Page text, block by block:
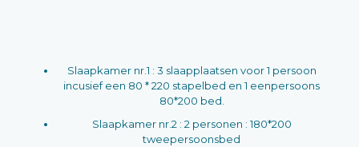
Slaapkamer nr.1 : 3 slaapplaatsen voor 1 persoon
incusief een 80 * 220 stapelbed en 1 eenpersoons
80*200 bed.
Slaapkamer nr.2 : 2 personen : 180*200
tweepersoonsbed